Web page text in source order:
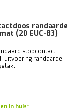
randaarde
(20 EUC-83)
stopcontact,
uitvoering randaarde,
in huis*